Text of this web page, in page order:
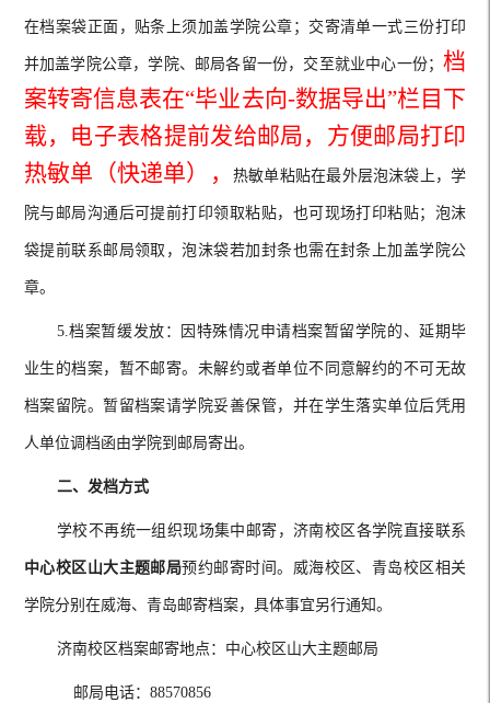
在档案袋正面，贴条上须加盖学院公章；交寄清单一式三份打印
并加盖学院公章，学院、邮局各留一份，交至就业中心一份； 档
案转寄信息表在“毕业去向-数据导出”栏目下
载，电子表格提前发给邮局，方便邮局打印
热敏单（快递单），
热敏单粘贴在最外层泡沫袋上，学
院与邮局沟通后可提前打印领取粘贴，也可现场打印粘贴；泡沫
袋提前联系邮局领取，泡沫袋若加封条也需在封条上加盖学院公
章。
5.档案暂缓发放：因特殊情况申请档案暂留学院的、 延期毕
业生的档案，暂不邮寄。未解约或者单位不同意解约的不可无故
档案留院。暂留档案请学院妥善保管，并在学生落实单位后凭用
人单位调档函由学院到邮局寄出。
二、发档方式
学校不再统一组织现场集中邮寄，济南校区各学院直接联系
中心校区山大主题邮局预约邮寄时间。威海校区、青岛校区相关
学院分别在威海、青岛邮寄档案，具体事宜另行通知。
济南校区档案邮寄地点：中心校区山大主题邮局
邮局电话： 88570856